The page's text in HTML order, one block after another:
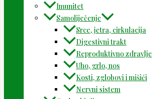
Imunitet
Samoliječenje
Srce, jetra, cirkulacija
Digestivni trakt
Reproduktivno zdravlje
Uho, grlo, nos
Kosti, zglobovi i mišići
Nervni sistem